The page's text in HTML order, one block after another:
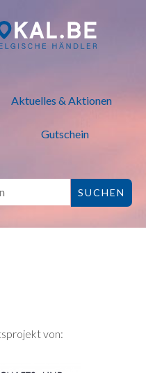
lokalen
Aktuelles & Aktionen
Gutschein
von: